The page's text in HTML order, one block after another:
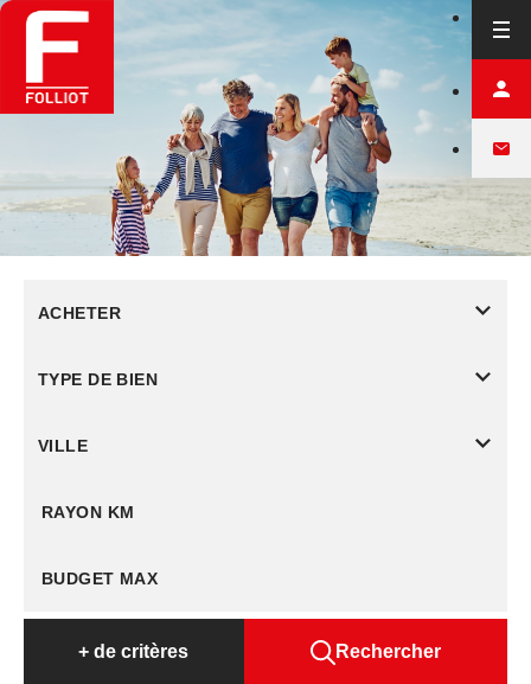
ACHETER
TYPE DE BIEN
VILLE
RAYON KM
+ de critères Rechercher